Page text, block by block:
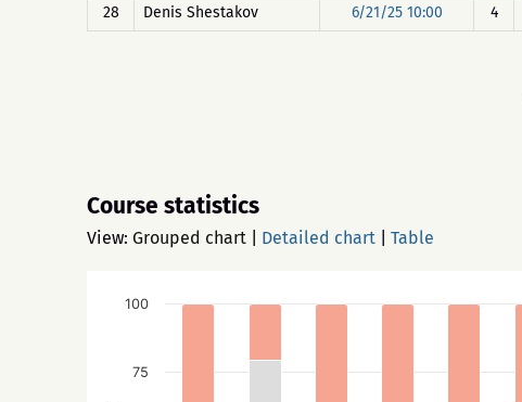
28
Denis Shestakov 6/21/25 10:00 4
Course statistics
View: Grouped chart Detailed chart Table
75
100